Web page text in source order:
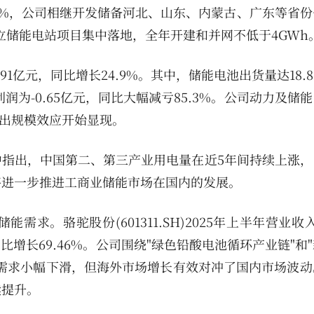
公司相继开发储备河北、山东、内蒙古、广东等省
能电站项目集中落地，全年开建和并网不低于4GWh
亿元，同比增长24.9%。其中，储能电池出货量达
为-0.65亿元，同比大幅减亏85.3%。公司动力及储
模效应开始显现。
出，中国第二、第三产业用电量在近5年间持续上涨
一步推进工商业储能市场在国内的发展。
需求。骆驼股份(601311.SH)2025年上半年营业收
增长69.46%。公司围绕"绿色铅酸电池循环产业链"和
小幅下滑，但海外市场增长有效对冲了国内市场波
升。